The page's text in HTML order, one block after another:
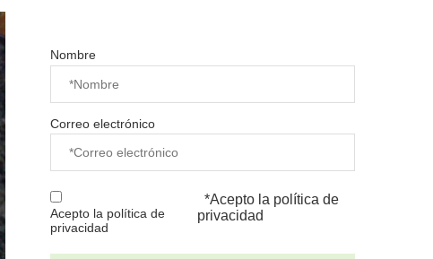
Nombre
Correo electrónico
Acepto la política de
privacidad
*Acepto la política de
privacidad